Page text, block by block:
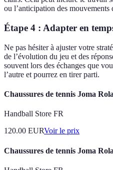
ou l’anticipation des mouvements
Étape 4 : Adapter en
Ne pas hésiter à ajuster votre
de l’évolution du jeu et des
souvent lors des échanges que
l’autre et pourrez en tirer parti.
Chaussures de tennis Joma
Handball Store FR
120.00 EURVoir le prix
Chaussures de tennis Joma